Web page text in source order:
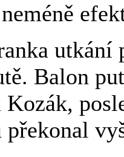
utkání
Balon
Kozák,
překonal